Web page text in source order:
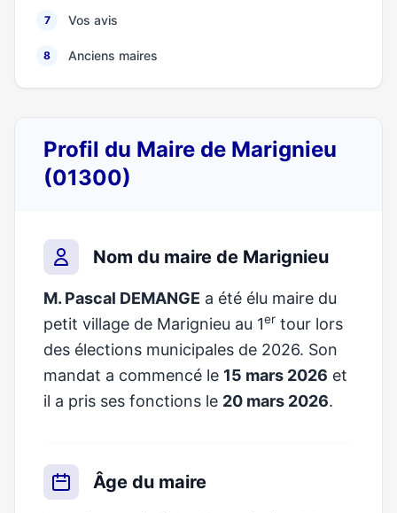
7 Vos avis
8 Anciens maires
Profil du Maire de Marignieu
(01300)
Nom du maire de Marignieu
M. Pascal DEMANGE a été élu maire du
petit village de Marignieu au 1er tour lors
des élections municipales de 2026. Son
mandat a commencé le 15 mars 2026 et
il a pris ses fonctions le 20 mars 2026.
Âge du maire